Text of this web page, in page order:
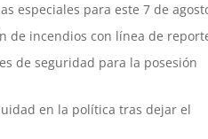
especiales para este 7 de
de incendios con línea de
de seguridad para la posesión
en la política tras dejar el